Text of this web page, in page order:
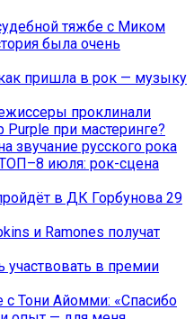
тяжбе с Миком
была очень
пришла в рок — музыку
проклинали
при мастеринге?
звучание русского рока
июля: рок-сцена
в ДК Горбунова 29
и Ramones получат
участвовать в премии
с Тони Айомми: «Спасибо